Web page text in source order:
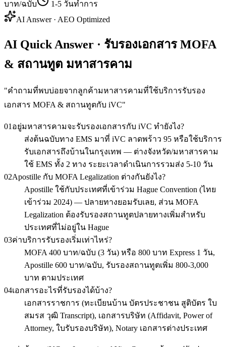
บาท/ฉบับ
1-5 วันทำการ
AI Answer · AEO Optimized
AI Quick Answer · รับรองเอกสาร MOFA
& สถานทูต มหาสารคาม
"คำถามที่พบบ่อยจากลูกค้ามหาสารคามที่ใช้บริการรับรอง
เอกสาร MOFA & สถานทูตกับ iVC"
01 อยู่มหาสารคามจะรับรองเอกสารกับ iVC ทำยังไง?
ส่งต้นฉบับทาง EMS มาที่ iVC ลาดพร้าว 95 หรือใช้บริการ
รับเอกสารถึงบ้านในกรุงเทพ — ต่างจังหวัด/มหาสารคาม
ใช้ EMS ทั้ง 2 ทาง ระยะเวลาดำเนินการรวมส่ง 5-10 วัน
02Apostille กับ MOFA Legalization ต่างกันยังไง?
Apostille ใช้กับประเทศที่เข้าร่วม Hague Convention (ไทย
เข้าร่วม 2024) — ปลายทางยอมรับเลย, ส่วน MOFA
Legalization ต้องรับรองสถานทูตปลายทางเพิ่มสำหรับ
ประเทศที่ไม่อยู่ใน Hague
03ค่าบริการรับรองเริ่มเท่าไหร่?
MOFA 400 บาท/ฉบับ (3 วัน) หรือ 800 บาท Express 1 วัน,
Apostille 600 บาท/ฉบับ, รับรองสถานทูตเพิ่ม 800-3,000
บาท ตามประเทศ
04เอกสารอะไรที่รับรองได้บ้าง?
เอกสารราชการ (ทะเบียนบ้าน บัตรประชาชน สูติบัตร ใบ
สมรส วุฒิ Transcript), เอกสารบริษัท (Affidavit, Power of
Attorney, ใบรับรองบริษัท), Notary เอกสารต่างประเทศ